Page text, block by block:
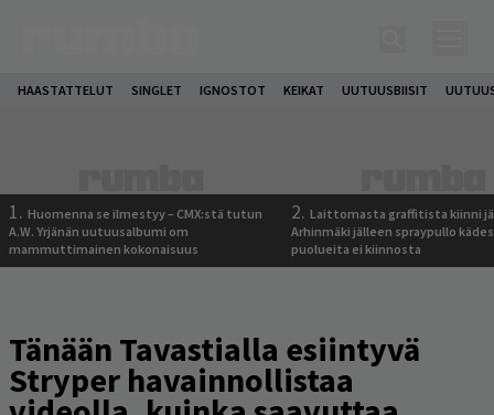
HAASTATTELUT SINGLET IGNOSTOT KEIKAT UUTUUSBIISIT
1. Huomenna se ilmestyy – CMX:stä tutun
A.W. Yrjänän uutuusalbumi om
mammuttimainen kokonaisuus
2. Laittomasta graffitista kiinni
Arhinmäki jälleen spraypullo
puolueita ei kiinnosta
Tänään Tavastialla esiintyvä
Stryper havainnollistaa